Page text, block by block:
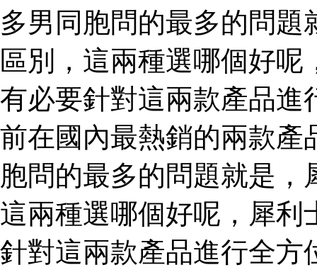
多男同胞問的最多的問
區別，這兩種選哪個好呢
有必要針對這兩款產品進
前在國內最熱銷的兩款產
胞問的最多的問題就是
這兩種選哪個好呢，犀利
針對這兩款產品進行全方